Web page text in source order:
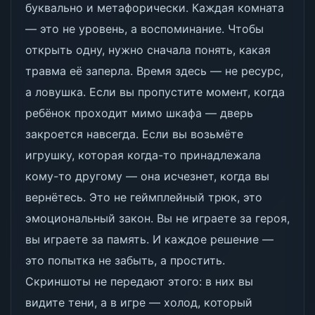
буквально и метафорически. Каждая комната
— это не уровень, а воспоминание. Чтобы
открыть одну, нужно сначала понять, какая
травма её заперла. Время здесь — не ресурс,
а ловушка. Если вы пропустите момент, когда
ребёнок проходит мимо шкафа — дверь
закроется навсегда. Если вы возьмёте
игрушку, которая когда-то принадлежала
кому-то другому — она исчезнет, когда вы
вернётесь. Это не геймплейный трюк, это
эмоциональный закон. Вы не играете за героя,
вы играете за память. И каждое решение —
это попытка не забыть, а простить.
Скриншоты не передают этого: в них вы
видите тени, а в игре — холод, который